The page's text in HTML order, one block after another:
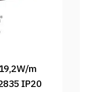
m
IP20